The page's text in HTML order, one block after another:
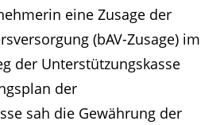
eine Zusage der
(bAV-Zusage) im
der Unterstützungskasse
der
sah die Gewährung der